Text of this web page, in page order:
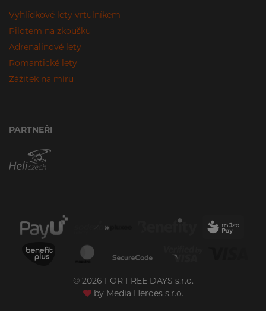
Vyhlídkové lety vrtulníkem
Pilotem na zkoušku
Adrenalinové lety
Romantické lety
Zážitek na míru
PARTNEŘI
© 2026 FOR FREE DAYS s.r.o.
by Media Heroes s.r.o.